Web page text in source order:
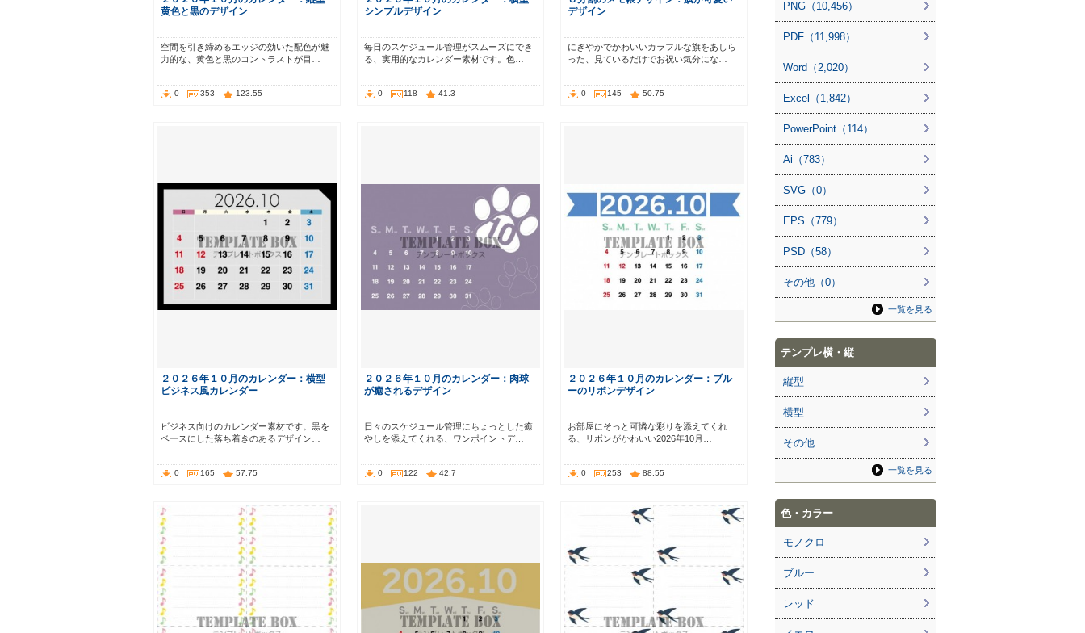
黄色と黒のデザイン
空間を引き締めるエッジの効いた配色が魅
力的な、黄色と黒のコントラストが目…
0 353 123.55
シンプルデザイン
毎日のスケジュール管理がスムーズにでき
る、実用的なカレンダー素材です。色…
0 118 41.3
デザイン
にぎやかでかわいいカラフルな旗をあしら
った、見ているだけでお祝い気分にな…
0 145 50.75
２０２６年１０月のカレンダー：横型
ビジネス風カレンダー
ビジネス向けのカレンダー素材です。黒を
ベースにした落ち着きのあるデザイン…
0 165 57.75
２０２６年１０月のカレンダー：肉球
が癒されるデザイン
日々のスケジュール管理にちょっとした癒
やしを添えてくれる、ワンポイントデ…
0 122 42.7
２０２６年１０月のカレンダー：ブル
ーのリボンデザイン
お部屋にそっと可憐な彩りを添えてくれ
る、リボンがかわいい2026年10月…
0 253 88.55
PNG（10,456）
PDF（11,998）
Word（2,020）
Excel（1,842）
PowerPoint（114）
Ai（783）
SVG（0）
EPS（779）
PSD（58）
その他（0）
一覧を見る
テンプレ横・縦
縦型
横型
その他
一覧を見る
色・カラー
モノクロ
ブルー
レッド